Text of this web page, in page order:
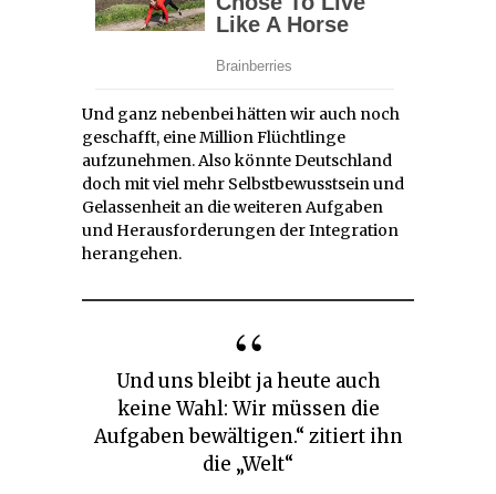
Und ganz nebenbei hätten wir auch noch
geschafft, eine Million Flüchtlinge
aufzunehmen. Also könnte Deutschland
doch mit viel mehr Selbstbewusstsein und
Gelassenheit an die weiteren Aufgaben
und Herausforderungen der Integration
herangehen.
Und uns bleibt ja heute auch
keine Wahl: Wir müssen die
Aufgaben bewältigen.“ zitiert ihn
die „Welt“